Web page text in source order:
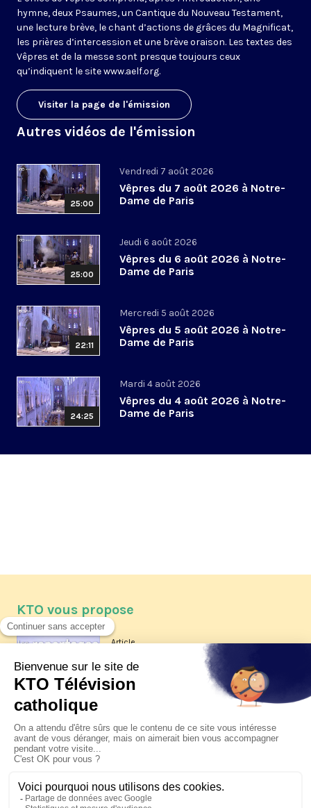
hymne, deux Psaumes, un Cantique du Nouveau Testament,
une lecture brève, le chant d’actions de grâces du Magnificat,
les prières d’intercession et une brève oraison. Les textes des
Vêpres et de la messe sont presque toujours ceux
qu’indiquent le sitewww.aelf.org.
Visiter la page de l'émission
Autres vidéos de l'émission
25:00
Vendredi 7 août 2026
Vêpres du 7 août 2026 à Notre-
Dame de Paris
25:00
Jeudi 6 août 2026
Vêpres du 6 août 2026 à Notre-
Dame de Paris
22:11
Mercredi 5 août 2026
Vêpres du 5 août 2026 à Notre-
Dame de Paris
24:25
Mardi 4 août 2026
Vêpres du 4 août 2026 à Notre-
Dame de Paris
KTO vous propose
Article
Les reportages d'été 2026 de KTO
La visite pastorale du pape Léon
XIV à Assise à suivre sur KTO le
jeudi 6 août
Le pape en Uruguay, Argentine et
Pérou du 6 au 17 novembre 2026